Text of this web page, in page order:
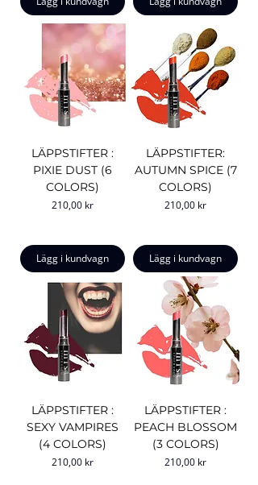
LÄPPSTIFTER :
PIXIE DUST (6
COLORS)
Pris
210,00 kr
Lägg i kundvagn
LÄPPSTIFTER:
AUTUMN SPICE (7
COLORS)
Pris
210,00 kr
Lägg i kundvagn
LÄPPSTIFTER :
SEXY VAMPIRES
(4 COLORS)
Pris
210,00 kr
LÄPPSTIFTER :
PEACH BLOSSOM
(3 COLORS)
Pris
210,00 kr